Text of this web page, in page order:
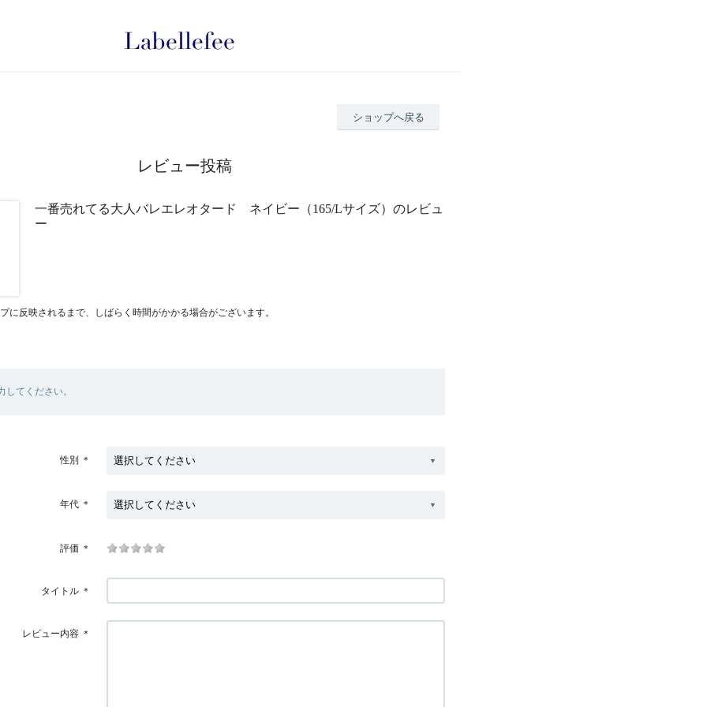
ショップへ戻る
レビュー投稿
一番売れてる大人バレエレオタード ネイビー（165/Lサイズ）のレビュ
ー
に反映されるまで、しばらく時間がかかる場合がございます。
してください。
性別 ＊
年代 ＊
評価 ＊
タイトル ＊
レビュー内容 ＊